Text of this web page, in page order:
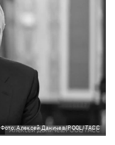
Фото: Алексей Даничев/POOL/ТАСС